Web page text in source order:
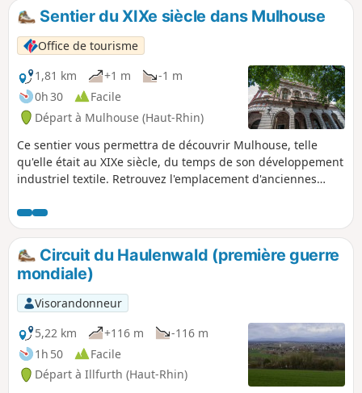
Sentier du XIXe siècle dans Mulhouse
Office de tourisme
1,81 km
+1 m
-1 m
0h 30
Facile
Départ à Mulhouse (Haut-Rhin)
Ce sentier vous permettra de découvrir Mulhouse, telle
qu'elle était au XIXe siècle, du temps de son développement
industriel textile. Retrouvez l'emplacement d'anciennes
développement sans précédent.
Circuit du Haulenwald (première guerre
mondiale)
Visorandonneur
5,22 km
+116 m
-116 m
1h 50
Facile
Départ à Illfurth (Haut-Rhin)